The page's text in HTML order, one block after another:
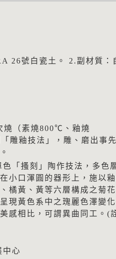
26號白瓷土。 2.副材質：
燒（素燒800℃、釉燒
雕釉技法」，雕、磨出事
「搔刻」陶作技法，多色
小口渾圓的器形上，施以
橘黃、黃等六層構成之菊花
現黃色系中之瑰麗色澤變化
感相比，可謂異曲同工。(
中心